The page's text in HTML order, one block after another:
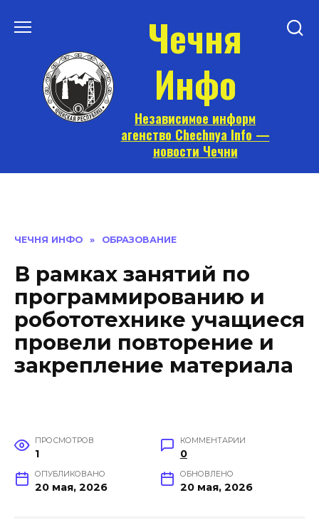
Чечня
Инфо
Независимое информ
агенство Chechnya Info —
новости Чечни
ЧЕЧНЯ ИНФО » ОБРАЗОВАНИЕ
В рамках занятий по
программированию и
робототехнике учащиеся
провели повторение и
закрепление материала
ПРОСМОТРОВ
1
КОММЕНТАРИИ
0
ОПУБЛИКОВАНО
20 мая, 2026
ОБНОВЛЕНО
20 мая, 2026